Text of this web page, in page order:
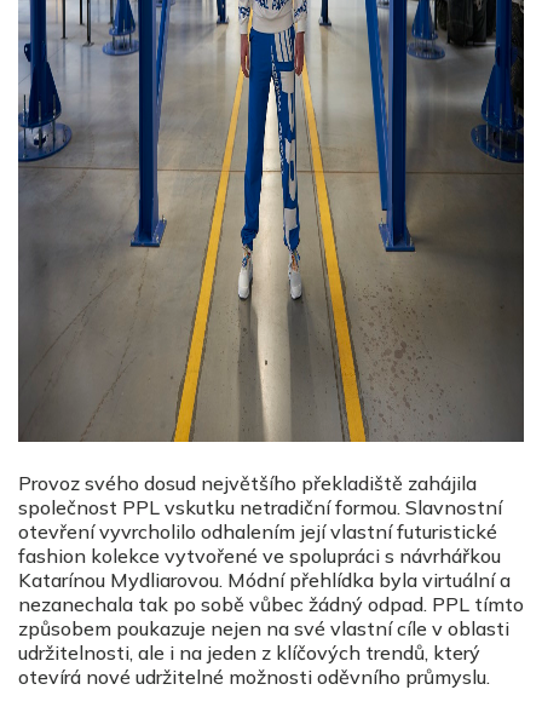
Provoz svého dosud největšího překladiště zahájila
společnost PPL vskutku netradiční formou. Slavnostní
otevření vyvrcholilo odhalením její vlastní futuristické
fashion kolekce vytvořené ve spolupráci s návrhářkou
Katarínou Mydliarovou. Módní přehlídka byla virtuální a
nezanechala tak po sobě vůbec žádný odpad. PPL tímto
způsobem poukazuje nejen na své vlastní cíle v oblasti
udržitelnosti, ale i na jeden z klíčových trendů, který
otevírá nové udržitelné možnosti oděvního průmyslu.